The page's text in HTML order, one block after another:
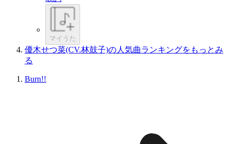
マイうた
優木せつ菜(CV.林鼓子)の人気曲ランキングをもっとみ
る
Burn!!